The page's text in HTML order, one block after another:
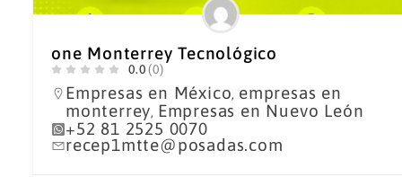
one Monterrey Tecnológico
0.0 (0)
Empresas en México, empresas en
monterrey, Empresas en Nuevo León
+52 81 2525 0070
recep1mtte@posadas.com